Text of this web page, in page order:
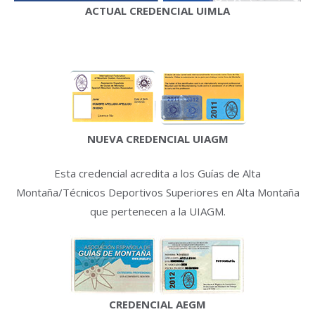
ACTUAL CREDENCIAL UIMLA
NUEVA CREDENCIAL UIAGM
Esta credencial acredita a los Guías de Alta
Montaña/Técnicos Deportivos Superiores en Alta Montaña
que pertenecen a la UIAGM.
CREDENCIAL AEGM